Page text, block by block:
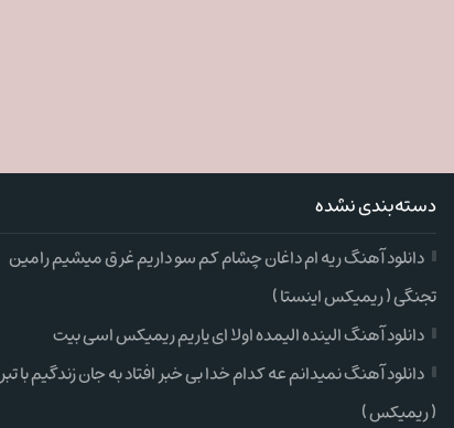
دسته‌بندی نشده
دانلود آهنگ ریه ام داغان چشام کم سو داریم غرق میشیم رامین
تجنگی ( ریمیکس اینستا )
دانلود آهنگ الینده الیمده اولا ای یاریم ریمیکس اسی بیت
دانلود آهنگ نمیدانم عه کدام خدا بی خبر افتاد به جان زندگیم با تبر
( ریمیکس )